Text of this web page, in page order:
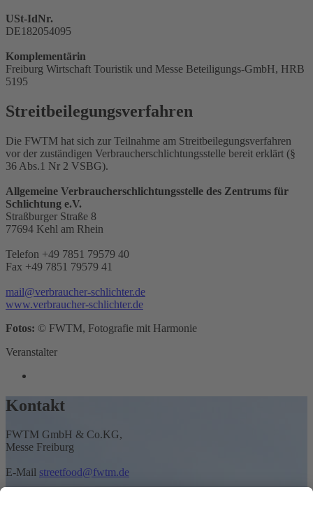
USt-IdNr.
DE182054095
Komplementärin
Freiburg Wirtschaft Touristik und Messe Beteiligungs-GmbH, HRB
5195
Streitbeilegungsverfahren
Die FWTM hat sich zur Teilnahme am Streitbeilegungsverfahren
vor der zuständigen Verbraucherschlichtungsstelle bereit erklärt (§
36 Abs.1 Nr 2 VSBG).
Allgemeine Verbraucherschlichtungsstelle des Zentrums für
Schlichtung e.V.
Straßburger Straße 8
77694 Kehl am Rhein
Telefon +49 7851 79579 40
Fax +49 7851 79579 41
mail@verbraucher-schlichter.de
www.verbraucher-schlichter.de
Fotos: © FWTM, Fotografie mit Harmonie
Veranstalter
Kontakt
FWTM GmbH & Co.KG,
Messe Freiburg
E-Mail streetfood@fwtm.de